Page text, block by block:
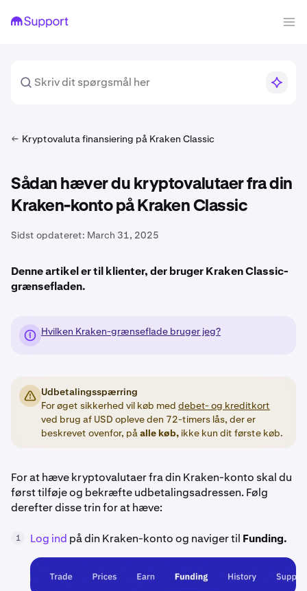
Kryptovaluta finansiering på Kraken Classic
Sådan hæver du kryptovalutaer fra din
Kraken-konto på Kraken Classic
Sidst opdateret: March 31, 2025
Denne artikel er til klienter, der bruger Kraken Classic-
grænsefladen.
Hvilken Kraken-grænseflade bruger jeg?
Udbetalingsspærring
For øget sikkerhed vil køb med debet- og kreditkort
ved brug af USD opleve den 72-timers lås, der er
beskrevet ovenfor, påalle køb, ikke kun dit første køb.
For at hæve kryptovalutaer fra din Kraken-konto skal du
først tilføje og bekræfte udbetalingsadressen. Følg
derefter disse trin for at hæve:
1 Log ind på din Kraken-konto og naviger til Funding.